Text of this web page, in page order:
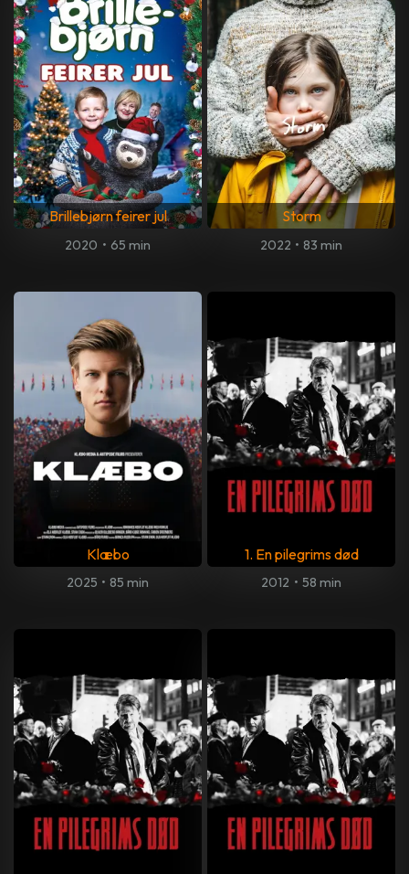
Brillebjørn feirer jul
2020 • 65 min
Storm
2022 • 83 min
Klæbo
2025 • 85 min
1. En pilegrims død
2012 • 58 min